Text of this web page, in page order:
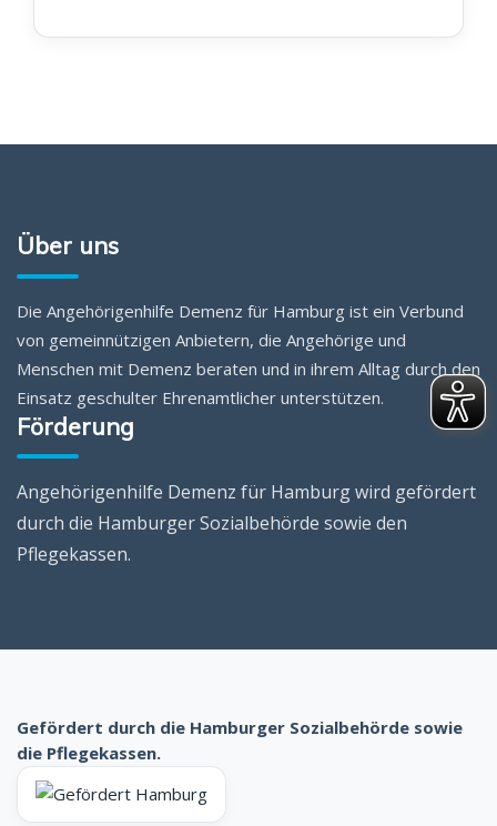
Über uns
Die Angehörigenhilfe Demenz für Hamburg ist ein Verbund
von gemeinnützigen Anbietern, die Angehörige und
Menschen mit Demenz beraten und in ihrem Alltag durch den
Einsatz geschulter Ehrenamtlicher unterstützen.
Förderung
Angehörigenhilfe Demenz für Hamburg wird gefördert
durch die Hamburger Sozialbehörde sowie den
Pflegekassen.
Gefördert durch die Hamburger Sozialbehörde sowie
die Pflegekassen.